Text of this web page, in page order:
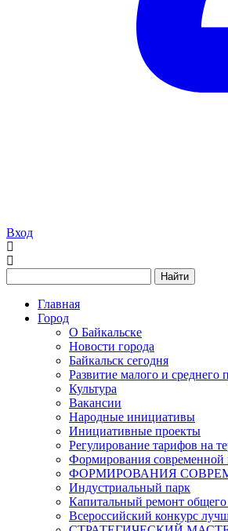
Вход
Найти
Главная
Город
О Байкальске
Новости города
Байкальск сегодня
Развитие малого и среднего
Культура
Вакансии
Народные инициативы
Инициативные проекты
Регулирование тарифов на
Формирования современной
ФОРМИРОВАНИЯ
Индустриальный парк
Капитальный ремонт
Всероссийский конкурс